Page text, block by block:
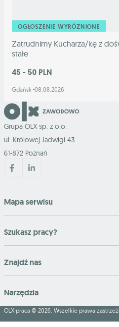
OGŁOSZENIE WYRÓŻNIONE
Zatrudnimy Kucharza/kę z
stałe
45 - 50 PLN
Gdańsk 08.08.2026
Grupa OLX sp. z o.o.
ul. Królowej Jadwigi 43
61-872 Poznań
Mapa serwisu
Szukasz pracy?
Znajdź nas
Narzędzia
OLX-praca © 2026. Wszelkie prawa